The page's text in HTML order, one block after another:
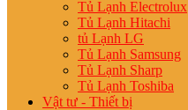
Tủ Lạnh Electrolux
Tủ Lạnh Hitachi
tủ Lạnh LG
Tủ Lạnh Samsung
Tủ Lạnh Sharp
Tủ Lạnh Toshiba
Vật tư - Thiết bị